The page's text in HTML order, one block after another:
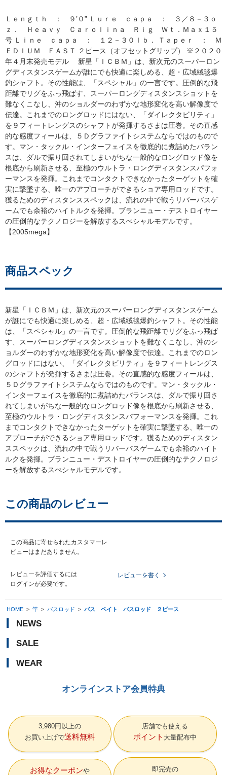
Ｌｅｎｇｔｈ ： ９’０” Ｌｕｒｅ ｃａｐａ ： ３／８－３ｏ
ｚ． Ｈｅａｖｙ Ｃａｒｏｌｉｎａ Ｒｉｇ Ｗｔ．Ｍａｘ１５
号 Ｌｉｎｅ ｃａｐａ ： １２－３０ｌｂ． Ｔａｐｅｒ ： Ｍ
ＥＤＩＵＭ ＦＡＳＴ ２ピース（オフセットグリップ） ※２０２０
年４月末発売モデル 新星「ＩＣＢＭ」は、新次元のスーパーロン
グディスタンスゲームが誰にでも快適に楽しめる、超・広域絨毯爆
釣シャフト。その性能は、「スペシャル」の一言です。圧倒的な飛
距離でリグをふっ飛ばす、スーパーロングディスタンスショットを
難なくこなし、沖のショルダーのわずかな地形変化を高い解像度で
伝達。これまでのロングロッドにはない、「ダイレクタビリティ」
を９フィートレングスのシャフトが発揮するさまは圧巻。その直感
的な感度フィールは、５Ｄグラファイトシステムならではのもので
す。マン・タックル・インターフェイスを徹底的に煮詰めたバラン
スは、ダルで振り回されてしまいがちな一般的なロングロッド像を
根底から刷新させる、至極のウルトラ・ロングディスタンスパフォ
ーマンスを発揮。これまでコンタクトできなかったターゲットを確
実に撃墜する、唯一のアプローチができるショア専用ロッドです。
獲るためのディスタンススペックは、流れの中で戦うリバーバスゲ
ームでも余裕のハイトルクを発揮。ブランニュー・デストロイヤー
の圧倒的なテクノロジーを解放するスぺシャルモデルです。
【2005mega】
商品スペック
新星「ＩＣＢＭ」は、新次元のスーパーロングディスタンスゲーム
が誰にでも快適に楽しめる、超・広域絨毯爆釣シャフト。その性能
は、「スペシャル」の一言です。圧倒的な飛距離でリグをふっ飛ば
す、スーパーロングディスタンスショットを難なくこなし、沖のシ
ョルダーのわずかな地形変化を高い解像度で伝達。これまでのロン
グロッドにはない、「ダイレクタビリティ」を９フィートレングス
のシャフトが発揮するさまは圧巻。その直感的な感度フィールは、
５Ｄグラファイトシステムならではのものです。マン・タックル・
インターフェイスを徹底的に煮詰めたバランスは、ダルで振り回さ
れてしまいがちな一般的なロングロッド像を根底から刷新させる、
至極のウルトラ・ロングディスタンスパフォーマンスを発揮。これ
までコンタクトできなかったターゲットを確実に撃墜する、唯一の
アプローチができるショア専用ロッドです。獲るためのディスタン
ススペックは、流れの中で戦うリバーバスゲームでも余裕のハイト
ルクを発揮。ブランニュー・デストロイヤーの圧倒的なテクノロジ
ーを解放するスぺシャルモデルです。
この商品のレビュー
この商品に寄せられたカスタマーレ
ビューはまだありません。
レビューを評価するには
ログインが必要です。
レビューを書く
HOME > 竿 > バスロッド > バス ベイト バスロッド ２ピース
NEWS
SALE
WEAR
オンラインストア会員特典
3,980円以上の
お買い上げで送料無料
店舗でも使える
ポイント 大量配布中
お得なクーポン 即完売の